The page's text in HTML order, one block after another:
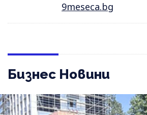
9meseca.bg
Бизнес Новини